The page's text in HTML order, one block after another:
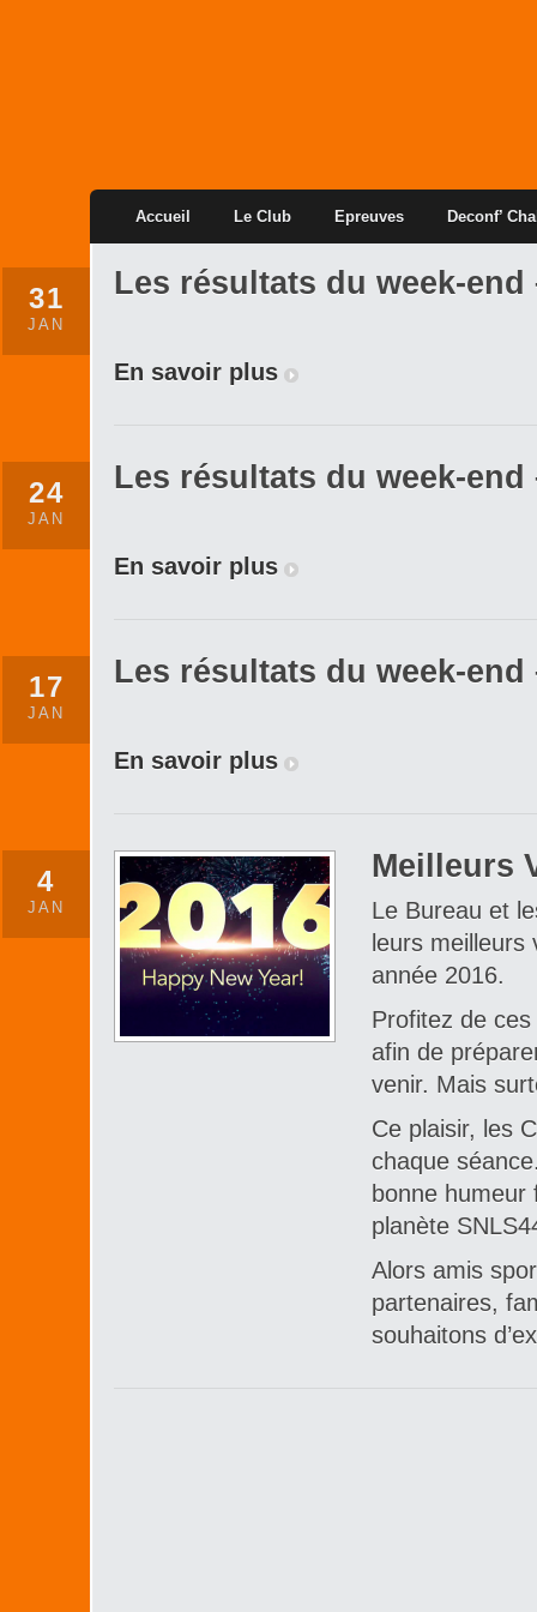
Accueil Le Club Epreuves Deconf’
31
JAN
Les résultats du week-end
En savoir plus
24
JAN
Les résultats du week-end
En savoir plus
17
JAN
Les résultats du week-end
En savoir plus
4
JAN
Meilleurs
Le Bureau et
leurs
année 2016.
Profitez de
afin de
venir. Mais
Ce plaisir, les
chaque
bonne humeur
planète
Alors amis
partenaires,
souhaitons